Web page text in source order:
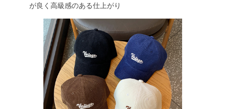
が良く高級感のある仕上がり